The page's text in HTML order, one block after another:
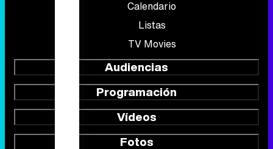
Calendario
Listas
TV Movies
Audiencias
Programación
Vídeos
Fotos